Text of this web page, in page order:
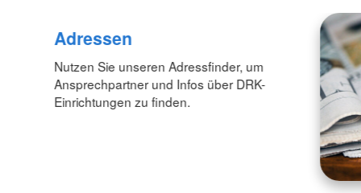
Adressen
Nutzen Sie unseren Adressfinder, um
Ansprechpartner und Infos über DRK-
Einrichtungen zu finden.